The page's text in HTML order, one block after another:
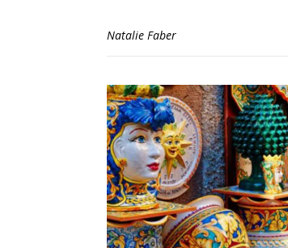
Natalie Faber